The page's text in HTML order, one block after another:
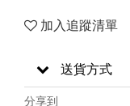
加入追蹤清單
送貨方式
分享到